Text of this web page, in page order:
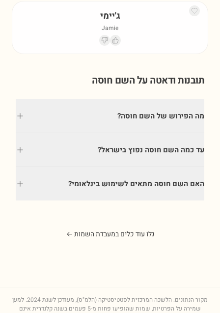
ג'יימי
Jamie
תובנות ודאטה על השם חוסה
מה הפירוש של השם חוסה?
עד כמה השם חוסה נפוץ בישראל?
האם השם חוסה מתאים לשימוש בינלאומי?
גלו עוד כלים במעבדת השמות ←
מקור הנתונים: הלשכה המרכזית לסטטיסטיקה (הלמ"ס), מעודכן לשנת2024. למען
שמירה על הפרטיות, שמות שהופיעו פחות מ-5 פעמים בשנה קלנדרית אינם